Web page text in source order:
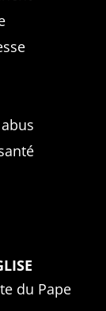
du Pape